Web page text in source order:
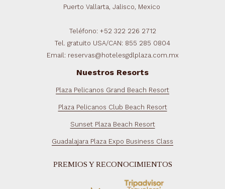
Puerto Vallarta, Jalisco, Mexico
Teléfono: +52 322 226 2712
Tel. gratuito USA/CAN: 855 285 0804
Email: reservas@hotelesgdlplaza.com.mx
Nuestros Resorts
Plaza Pelicanos Grand Beach Resort
Plaza Pelicanos Club Beach Resort
Sunset Plaza Beach Resort
Guadalajara Plaza Expo Business Class
PREMIOS Y RECONOCIMIENTOS